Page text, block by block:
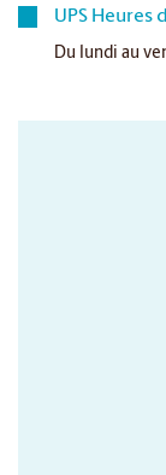
UPS Heures
Du lundi au